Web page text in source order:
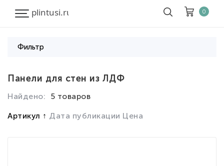
Итого к оплате
0
Фильтр
Панели для стен из ЛДФ
Найдено: 5 товаров
Артикул Дата публикации Цена